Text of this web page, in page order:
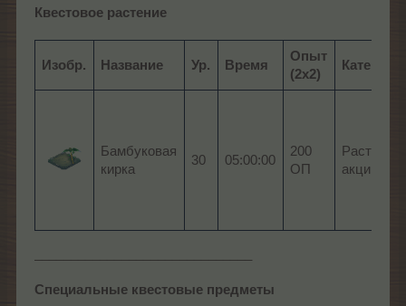
Квестовoе растениe
Изобр. Название Ур. Время
Опыт
(2x2)
Бамбуковая
кирка
30 05:00:00
200
ОП
Растение
акции
Специальные квестовые предметы